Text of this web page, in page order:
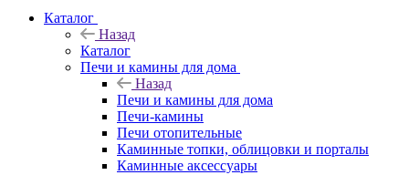
Каталог
Назад
Каталог
Печи и камины для дома
Назад
Печи и камины для дома
Печи-камины
Печи отопительные
Каминные топки, облицовки и порталы
Каминные аксессуары